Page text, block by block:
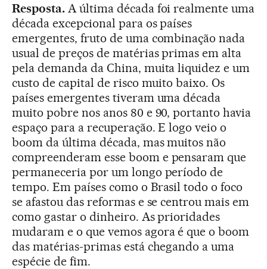
Resposta.A última década foi realmente uma
década excepcional para os países
emergentes, fruto de uma combinação nada
usual de preços de matérias primas em alta
pela demanda da China, muita liquidez e um
custo de capital de risco muito baixo. Os
países emergentes tiveram uma década
muito pobre nos anos 80 e 90, portanto havia
espaço para a recuperação. E logo veio o
boom da última década, mas muitos não
compreenderam esse boom e pensaram que
permaneceria por um longo período de
tempo. Em países como o Brasil todo o foco
se afastou das reformas e se centrou mais em
como gastar o dinheiro. As prioridades
mudaram e o que vemos agora é que o boom
das matérias-primas está chegando a uma
espécie de fim.